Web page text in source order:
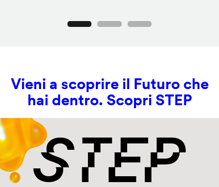
Vieni a scoprire il Futuro che
hai dentro. Scopri STEP